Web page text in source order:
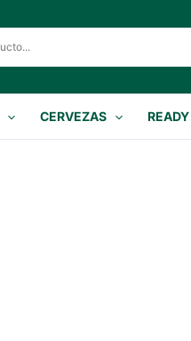
CERVEZAS